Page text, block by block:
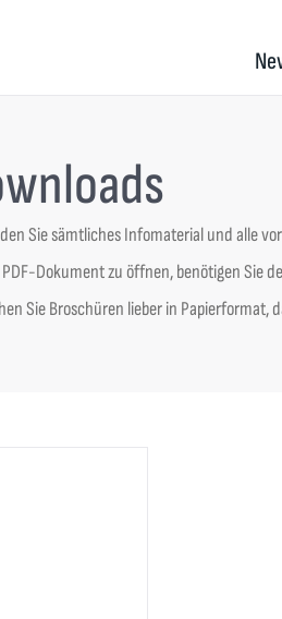
Sie sämtliches Infomaterial und alle
Dokument zu öffnen, benötigen Sie
Sie Broschüren lieber in Papierformat,